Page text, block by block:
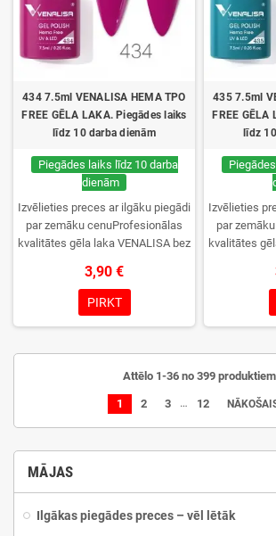
MĀJAS
Ilgākas piegādes preces – vēl lētāk
434 7.5ml VENALISA HEMA TPO
FREE GĒLA LAKA. Piegādes laiks
līdz 10 darba dienām
Piegādes laiks līdz 10 darba
dienām
Izvēlieties preces ar ilgāku piegādi
par zemāku cenuProfesionālas
kvalitātes gēla laka VENALISA bez
krāsu izvēle, lieliska sacietēšana
UV/LED lampās un ilgstoša
noturība. Katrs flakons iepakots
tikai jūs.
3,90 €
PIRKT
435 7.5ml
FREE GĒLA
līdz
Izvēlieties
par
kvalitātes
krāsu
UV/LED
noturība.
Attēlo 1-36 no 399 produktiem
1 2 3 … 12